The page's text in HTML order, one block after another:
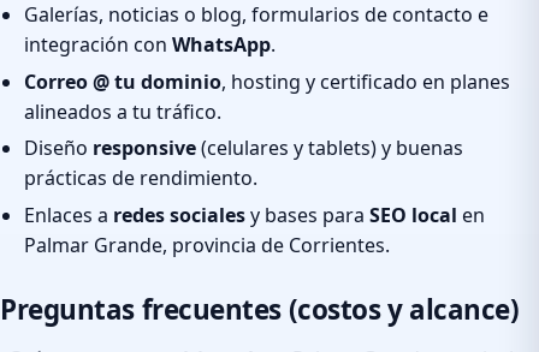
Galerías, noticias o blog, formularios de contacto e
integración con WhatsApp.
Correo @ tu dominio, hosting y certificado en planes
alineados a tu tráfico.
Diseño responsive(celulares y tablets) y buenas
prácticas de rendimiento.
Enlaces a redes socialesy bases para SEO local en
Palmar Grande, provincia de Corrientes.
Preguntas frecuentes (costos y alcance)